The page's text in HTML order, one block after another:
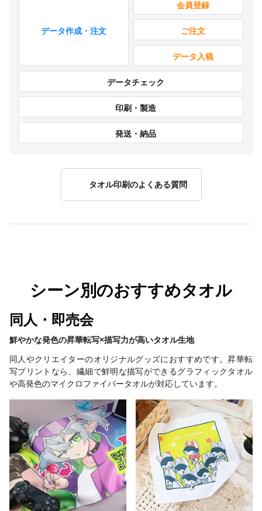
データ作成・注文
会員登録
ご注文
データ入稿
データチェック
印刷・製造
発送・納品
タオル印刷のよくある質問
シーン別のおすすめタオル
同人・即売会
鮮やかな発色の昇華転写×描写力が高いタオル生地
同人やクリエイターのオリジナルグッズにおすすめです。昇華転
写プリントなら、繊細で鮮明な描写ができるグラフィックタオル
や高発色のマイクロファイバータオルが対応しています。